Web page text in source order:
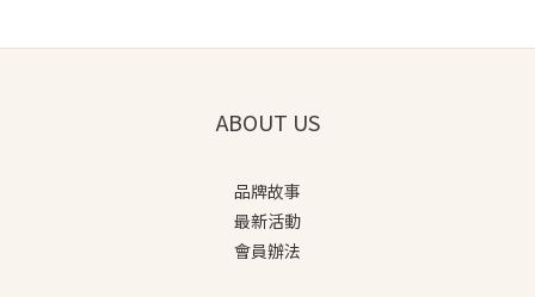
ABOUT US
品牌故事
最新活動
會員辦法